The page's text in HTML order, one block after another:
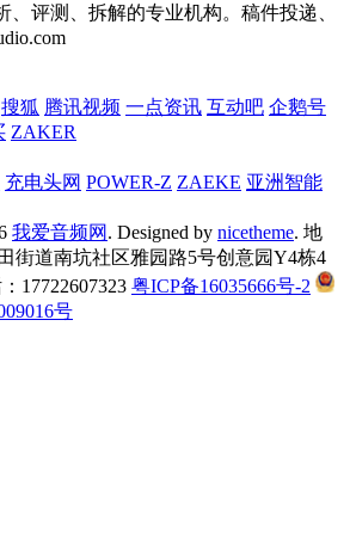
、评测、拆解的专业机构。稿件投递、
搜狐 腾讯视频 一点资讯 互动吧 企鹅号
ZAKER
充电头网 POWER-Z ZAEKE 亚洲智能
我爱音频网 . Designed by nicetheme. 地
街道南坑社区雅园路5号创意园Y4栋4
17722607323 粤ICP备16035666号-2
号